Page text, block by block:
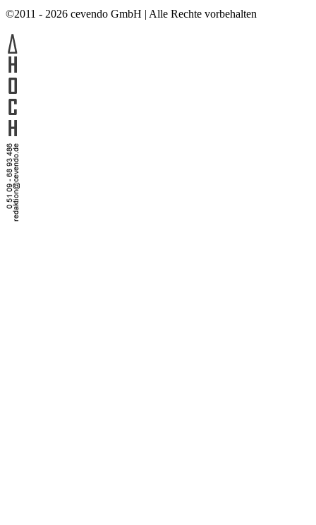
©2011 - 2026 cevendo GmbH | Alle Rechte vorbehalten